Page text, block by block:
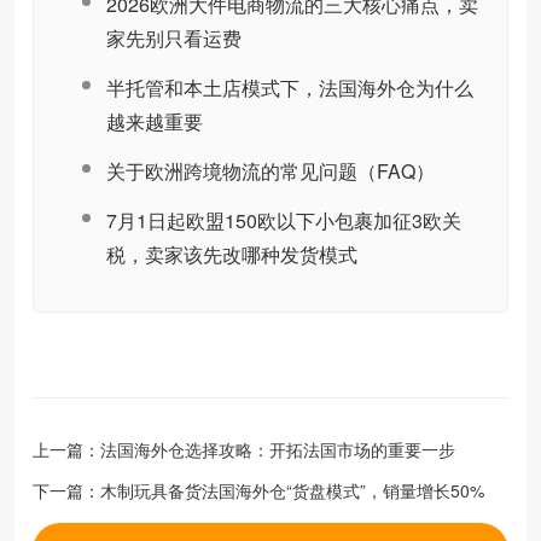
家先别只看运费
半托管和本土店模式下，法国海外仓为什么
越来越重要
关于欧洲跨境物流的常见问题（FAQ）
7月1日起欧盟150欧以下小包裹加征3欧关
税，卖家该先改哪种发货模式
上一篇： 法国海外仓选择攻略：开拓法国市场的重要一步
下一篇： 木制玩具备货法国海外仓“货盘模式”，销量增长50%